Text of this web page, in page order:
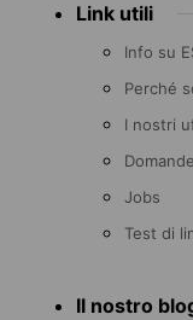
Link utili
Info su
Perché
I nostri
Jobs
Test di
Il nostro